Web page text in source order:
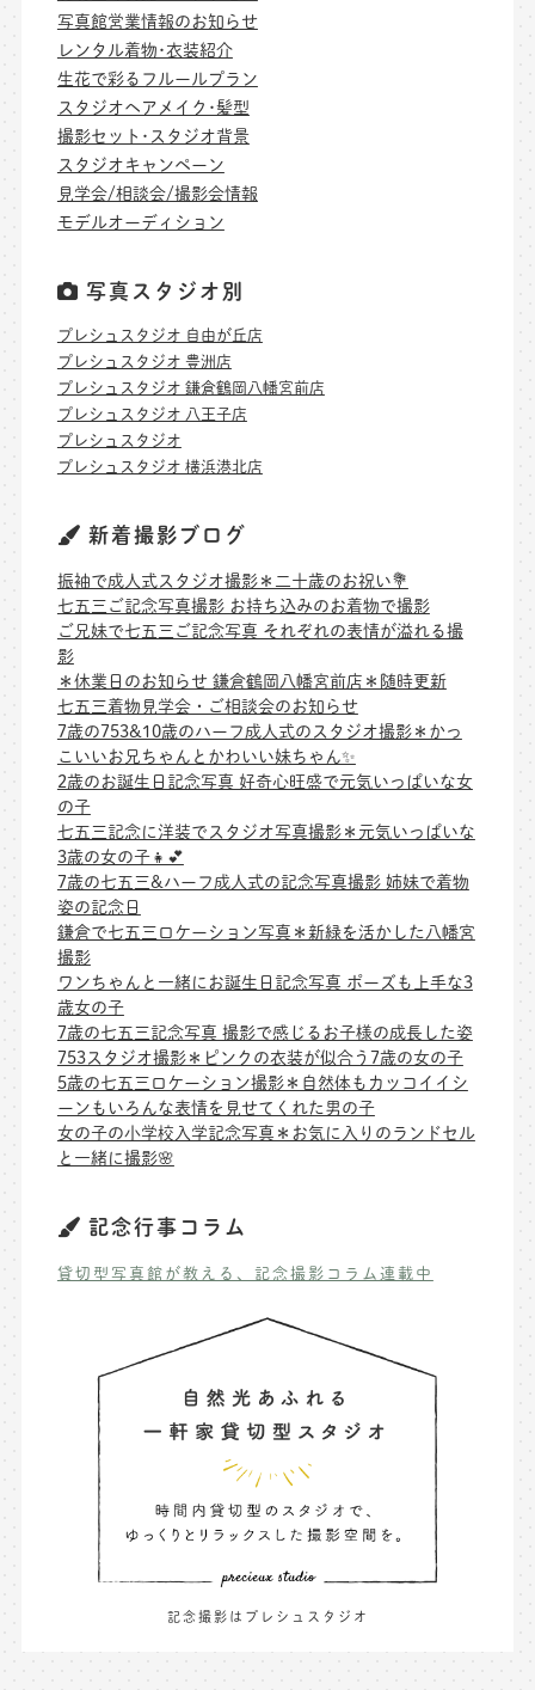
写真館営業情報のお知らせ
レンタル着物･衣装紹介
生花で彩るフルールプラン
スタジオヘアメイク･髪型
撮影セット･スタジオ背景
スタジオキャンペーン
見学会/相談会/撮影会情報
モデルオーディション
写真スタジオ別
プレシュスタジオ 自由が丘店
プレシュスタジオ 豊洲店
プレシュスタジオ 鎌倉鶴岡八幡宮前店
プレシュスタジオ 八王子店
プレシュスタジオ
プレシュスタジオ 横浜港北店
新着撮影ブログ
振袖で成人式スタジオ撮影＊二十歳のお祝い💐
七五三ご記念写真撮影 お持ち込みのお着物で撮影
ご兄妹で七五三ご記念写真 それぞれの表情が溢れる撮
影
＊休業日のお知らせ 鎌倉鶴岡八幡宮前店＊随時更新
七五三着物見学会・ご相談会のお知らせ
7歳の753&10歳のハーフ成人式のスタジオ撮影＊かっ
こいいお兄ちゃんとかわいい妹ちゃん✨
2歳のお誕生日記念写真 好奇心旺盛で元気いっぱいな女
の子
七五三記念に洋装でスタジオ写真撮影＊元気いっぱいな
3歳の女の子👧💕
7歳の七五三&ハーフ成人式の記念写真撮影 姉妹で着物
姿の記念日
鎌倉で七五三ロケーション写真＊新緑を活かした八幡宮
撮影
ワンちゃんと一緒にお誕生日記念写真 ポーズも上手な3
歳女の子
7歳の七五三記念写真 撮影で感じるお子様の成長した姿
753スタジオ撮影＊ピンクの衣装が似合う7歳の女の子
5歳の七五三ロケーション撮影＊自然体もカッコイイシ
ーンもいろんな表情を見せてくれた男の子
女の子の小学校入学記念写真＊お気に入りのランドセル
と一緒に撮影🌸
記念行事コラム
貸切型写真館が教える、記念撮影コラム連載中
記念撮影はプレシュスタジオ